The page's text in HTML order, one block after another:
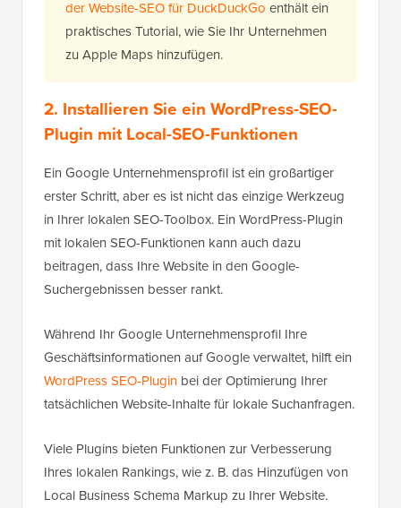
der Website-SEO für DuckDuckGo enthält ein
praktisches Tutorial, wie Sie Ihr Unternehmen
zu Apple Maps hinzufügen.
2. Installieren Sie ein WordPress-SEO-
Plugin mit Local-SEO-Funktionen
Ein Google Unternehmensprofil ist ein großartiger
erster Schritt, aber es ist nicht das einzige Werkzeug
in Ihrer lokalen SEO-Toolbox. Ein WordPress-Plugin
mit lokalen SEO-Funktionen kann auch dazu
beitragen, dass Ihre Website in den Google-
Suchergebnissen besser rankt.
Während Ihr Google Unternehmensprofil Ihre
Geschäftsinformationen auf Google verwaltet, hilft ein
WordPress SEO-Plugin bei der Optimierung Ihrer
tatsächlichen Website-Inhalte für lokale Suchanfragen.
Viele Plugins bieten Funktionen zur Verbesserung
Ihres lokalen Rankings, wie z. B. das Hinzufügen von
Local Business Schema Markup zu Ihrer Website.